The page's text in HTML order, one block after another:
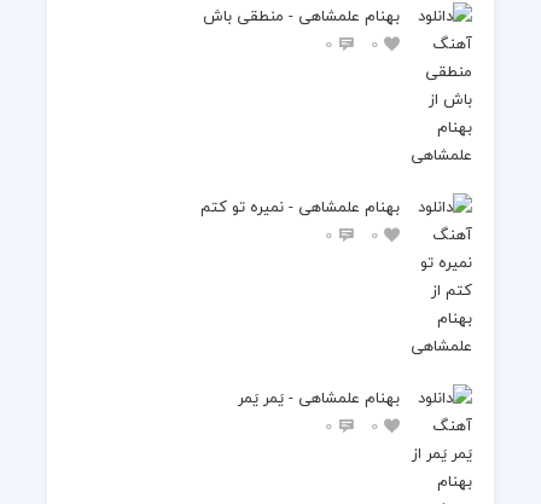
بهنام علمشاهی - منطقی باش
0
0
بهنام علمشاهی - نمیره تو کتم
0
0
بهنام علمشاهی - یَمر یَمر
0
0